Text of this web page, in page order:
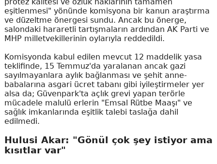
protez kalitesi ve özlük haklarının tamamen
eşitlenmesi" yönünde komisyona bir kanun araştırma
ve düzeltme önergesi sundu. Ancak bu önerge,
salondaki hararetli tartışmaların ardından AK Parti ve
MHP milletvekillerinin oylarıyla reddedildi.
Komisyonda kabul edilen mevcut 12 maddelik yasa
teklifinde, 15 Temmuz'da yaralanan ancak gazi
sayılmayanlara aylık bağlanması ve şehit anne-
babalarına asgari ücret tabanı gibi iyileştirmeler yer
alsa da; Güvenpark'ta açlık grevi yapan terörle
mücadele malulü erlerin "Emsal Rütbe Maaşı" ve
sağlık imkanlarında eşitlik talebi taslağa dahil
edilmedi.
Hulusi Akar: "Gönül çok şey istiyor ama
kısıtlar var"